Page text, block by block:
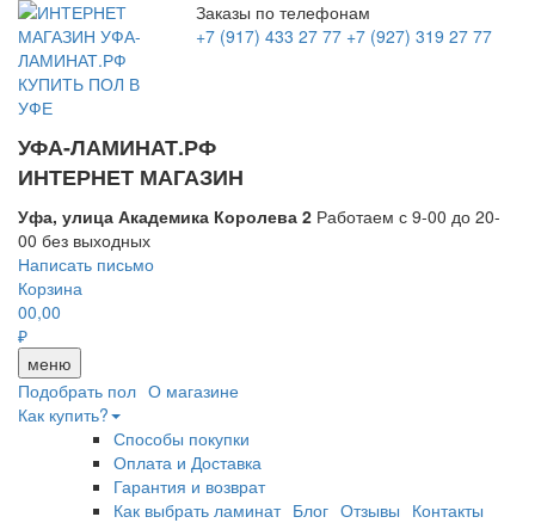
Заказы по телефонам
+7 (917) 433 27 77 +7 (927) 319 27 77
УФА-ЛАМИНАТ.РФ
ИНТЕРНЕТ МАГАЗИН
Уфа, улица Академика Королева 2 Работаем с 9-00 до 20-
00 без выходных
Написать письмо
Корзина
00,00
₽
меню
Подобрать пол О магазине
Как купить?
Способы покупки
Оплата и Доставка
Гарантия и возврат
Как выбрать ламинат Блог Отзывы Контакты